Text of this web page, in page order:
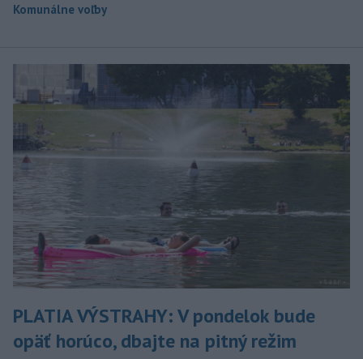
Komunálne voľby
PLATIA VÝSTRAHY: V pondelok bude
opäť horúco, dbajte na pitný režim